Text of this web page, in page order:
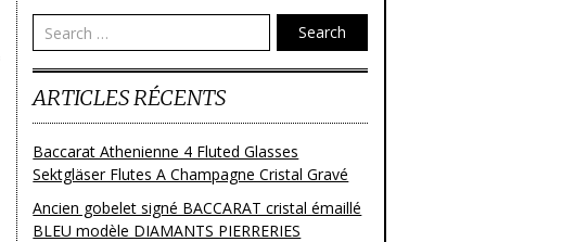
Search
ARTICLES RÉCENTS
Baccarat Athenienne 4 Fluted Glasses
Sektgläser Flutes A Champagne Cristal Gravé
Ancien gobelet signé BACCARAT cristal émaillé
BLEU modèle DIAMANTS PIERRERIES